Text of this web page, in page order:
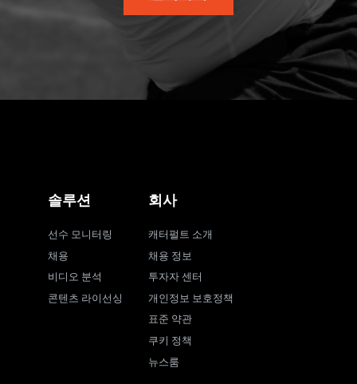
솔루션
선수 모니터링
채용
비디오 분석
콘텐츠 라이선싱
회사
캐터펄트 소개
채용 정보
투자자 센터
개인정보 보호정책
표준 약관
쿠키 정책
뉴스룸